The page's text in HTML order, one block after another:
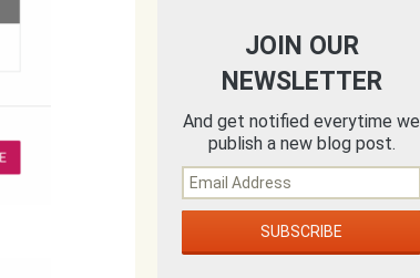
JOIN OUR
NEWSLETTER
And get notified everytime we
publish a new blog post.